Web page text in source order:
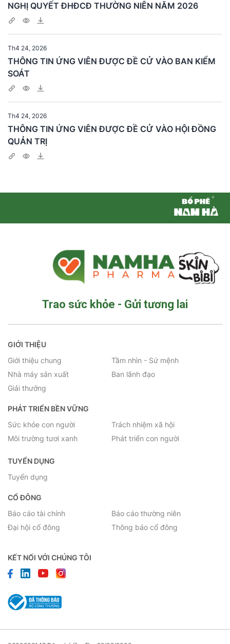
NGHỊ QUYẾT ĐHĐCĐ THƯỜNG NIÊN NĂM 2026
Th4 24, 2026
THÔNG TIN ỨNG VIÊN ĐƯỢC ĐỀ CỬ VÀO BAN KIỂM
SOÁT
Th4 24, 2026
THÔNG TIN ỨNG VIÊN ĐƯỢC ĐỀ CỬ VÀO HỘI ĐỒNG
QUẢN TRỊ
Trao sức khỏe - Gửi tương lai
KẾT NỐI VỚI CHÚNG TÔI
GIỚI THIỆU
Giới thiệu chung
Tầm nhìn - Sứ mệnh
Nhà máy sản xuất
Ban lãnh đạo
Giải thưởng
PHÁT TRIỂN BỀN VỮNG
Sức khỏe con người
Trách nhiệm xã hội
Môi trường tươi xanh
Phát triển con người
TUYỂN DỤNG
Tuyển dụng
CỔ ĐÔNG
Báo cáo tài chính
Báo cáo thường niên
Đại hội cổ đông
Thông báo cổ đông